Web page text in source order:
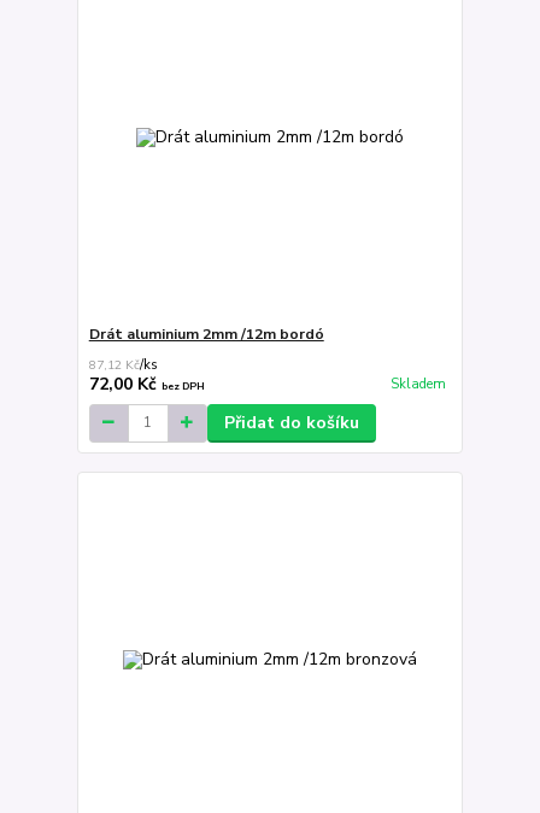
Drát aluminium 2mm /12m bordó
87,12 Kč/ks
72,00 Kč bez DPH Skladem
Přidat do košíku